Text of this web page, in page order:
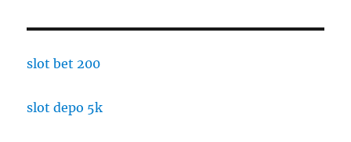
slot bet 200
slot depo 5k